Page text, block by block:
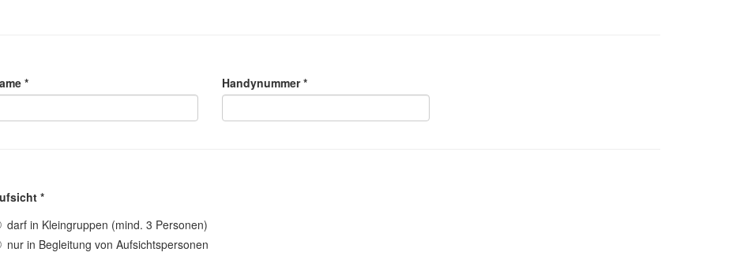
* Handynummer *
*
darf in Kleingruppen (mind. 3 Personen)
nur in Begleitung von Aufsichtspersonen